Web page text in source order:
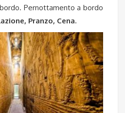
Pernottamento a bordo
Pranzo, Cena.